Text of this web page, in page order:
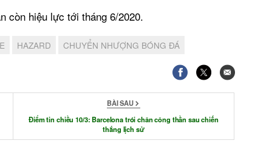
còn hiệu lực tới tháng 6/2020.
HAZARD CHUYỂN NHƯỢNG BÓNG ĐÁ
BÀI SAU
Điểm tin chiều 10/3: Barcelona trói chân công thần sau chiến
thắng lịch sử